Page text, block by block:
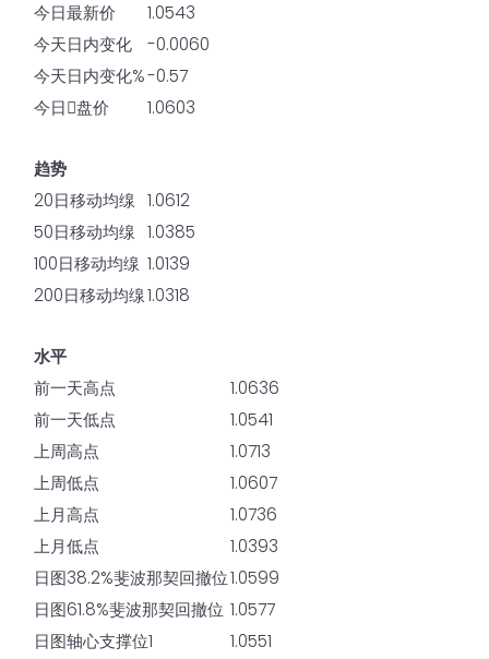
今日最新价
1.0543
今天日内变化
-0.0060
今天日内变化%-0.57
今日𫔭盘价
1.0603
趋势
20日移动均缐 1.0612
50日移动均缐 1.0385
100日移动均缐 1.0139
200日移动均缐1.0318
水平
前一天高点
1.0636
前一天低点
1.0541
上周高点
1.0713
上周低点
1.0607
上月高点
1.0736
上月低点
1.0393
日图38.2%斐波那契回撤位1.0599
日图61.8%斐波那契回撤位 1.0577
日图轴心支撑位1
1.0551